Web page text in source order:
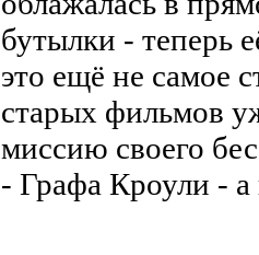
бутылки - теперь
это ещё не самое
старых фильмов
миссию своего
- Графа Кроули - а